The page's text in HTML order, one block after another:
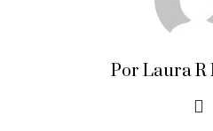
Por Laura